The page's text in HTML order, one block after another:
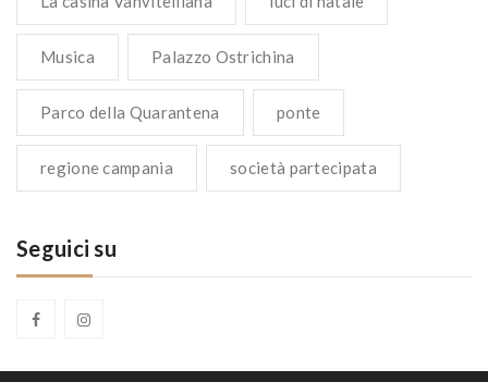
Musica Palazzo Ostrichina
Parco della Quarantena ponte
regione campania società partecipata
Seguici su